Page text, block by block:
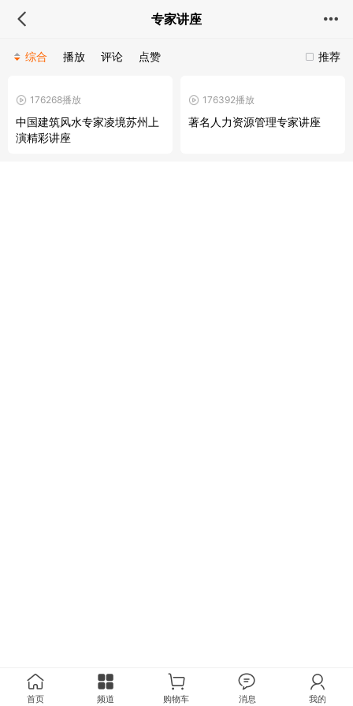
专家讲座
推荐
综合 播放 评论 点赞
176268播放
中国建筑风水专家凌境苏州上
演精彩讲座
176392播放
著名人力资源管理专家讲座
首页 频道 购物车 消息 我的